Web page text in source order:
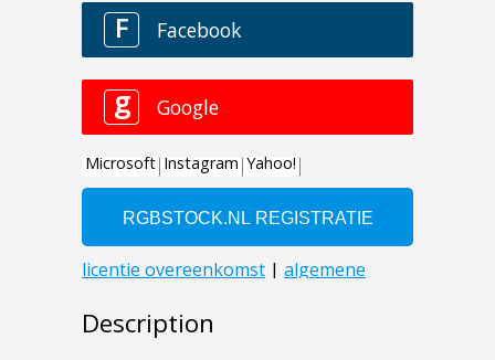
Description